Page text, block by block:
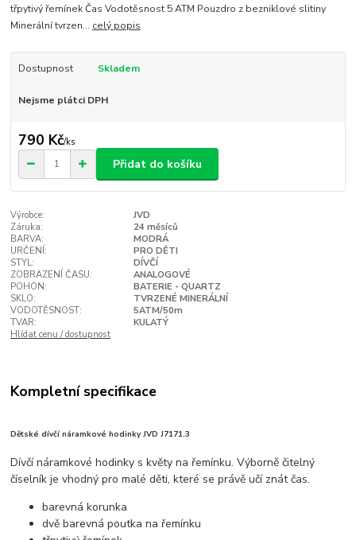
třpytivý řemínek Čas Vodotěsnost 5 ATM Pouzdro z bezniklové slitiny
Minerální tvrzen... celý popis
Dostupnost Skladem
Nejsme plátci DPH
790 Kč/ks
Přidat do košíku
Výrobce:
JVD
Záruka:
24 měsíců
BARVA:
MODRÁ
URČENÍ:
PRO DĚTI
STYL:
DÍVČÍ
ZOBRAZENÍ ČASU:
ANALOGOVÉ
POHON:
BATERIE - QUARTZ
SKLO:
TVRZENÉ MINERÁLNÍ
VODOTĚSNOST:
5ATM/50m
TVAR:
KULATÝ
Hlídat cenu / dostupnost
Kompletní specifikace
Dětské dívčí náramkové hodinky JVD J7171.3
Dívčí náramkové hodinky s květy na řemínku. Výborně čitelný
číselník je vhodný pro malé děti, které se právě učí znát čas.
barevná korunka
dvě barevná poutka na řemínku